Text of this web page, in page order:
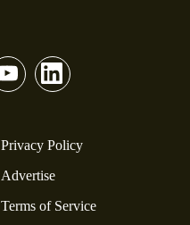
Privacy Policy
Advertise
Terms of Service